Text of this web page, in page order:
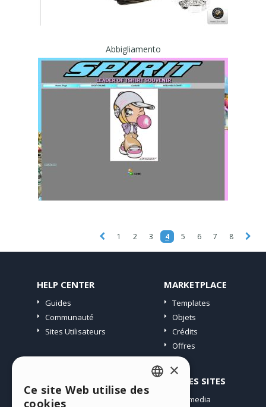
Abbigliamento
1 2 3 4 5 6 7 8
HELP CENTER
Guides
Communauté
Sites Utilisateurs
MARKETPLACE
Templates
Objets
Crédits
Offres
Mes Messages
AUTRES SITES
Incomedia
ENGLISH
×
Ce site Web utilise des
cookies